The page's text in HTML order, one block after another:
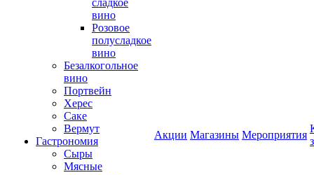
сладкое
вино
Розовое
полусладкое
вино
Безалкогольное
вино
Портвейн
Херес
Саке
Вермут
Гастрономия
Сыры
Мясные
Акции Магазины Мероприятия